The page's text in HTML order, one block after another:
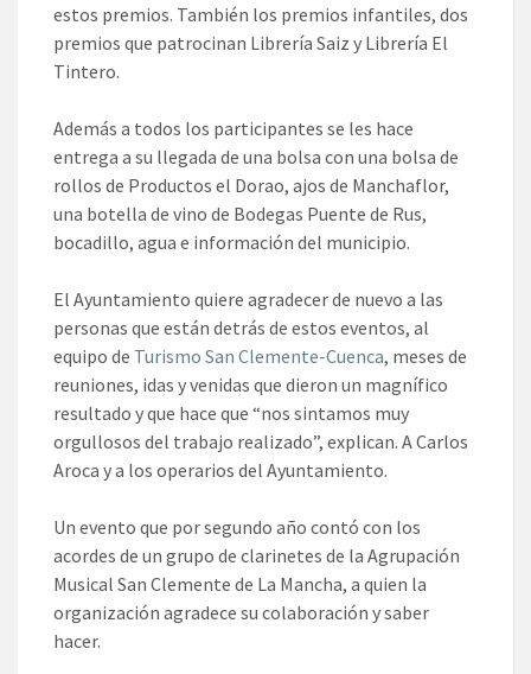
estos premios. También los premios infantiles, dos
premios que patrocinan Librería Saiz y Librería El
Tintero.
Además a todos los participantes se les hace
entrega a su llegada de una bolsa con una bolsa de
rollos de Productos el Dorao, ajos de Manchaflor,
una botella de vino de Bodegas Puente de Rus,
bocadillo, agua e información del municipio.
El Ayuntamiento quiere agradecer de nuevo a las
personas que están detrás de estos eventos, al
equipo de Turismo San Clemente-Cuenca, meses de
reuniones, idas y venidas que dieron un magnífico
resultado y que hace que “nos sintamos muy
orgullosos del trabajo realizado”, explican. A Carlos
Aroca y a los operarios del Ayuntamiento.
Un evento que por segundo año contó con los
acordes de un grupo de clarinetes de la Agrupación
Musical San Clemente de La Mancha, a quien la
organización agradece su colaboración y saber
hacer.